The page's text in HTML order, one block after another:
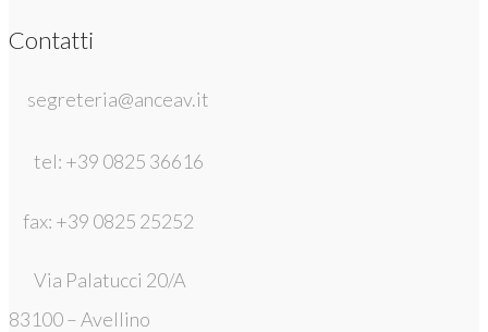
Contatti
segreteria@anceav.it
tel: +39 0825 36616
fax: +39 0825 25252
Via Palatucci 20/A
83100 – Avellino